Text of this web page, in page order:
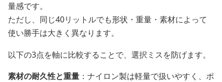
量感です。
ただし、同じ40リットルでも形状・重量・素材によって
使い勝手は大きく異なります。
以下の3点を軸に比較することで、選択ミスを防げます。
素材の耐久性と重量 ：ナイロン製は軽量で扱いやすく、ポ